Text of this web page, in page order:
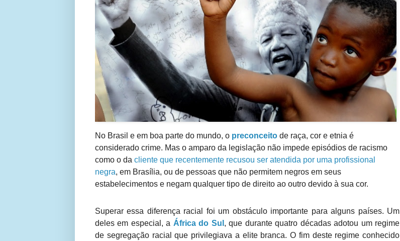
No Brasil e em boa parte do mundo, o preconceito de raça, cor e etnia é
considerado crime. Mas o amparo da legislação não impede episódios de racismo
como o da cliente que recentemente recusou ser atendida por uma profissional
negra, em Brasília, ou de pessoas que não permitem negros em seus
estabelecimentos e negam qualquer tipo de direito ao outro devido à sua cor.
Superar essa diferença racial foi um obstáculo importante para alguns países. Um
deles em especial, a África do Sul , que durante quatro décadas adotou um regime
de segregação racial que privilegiava a elite branca. O fim deste regime conhecido